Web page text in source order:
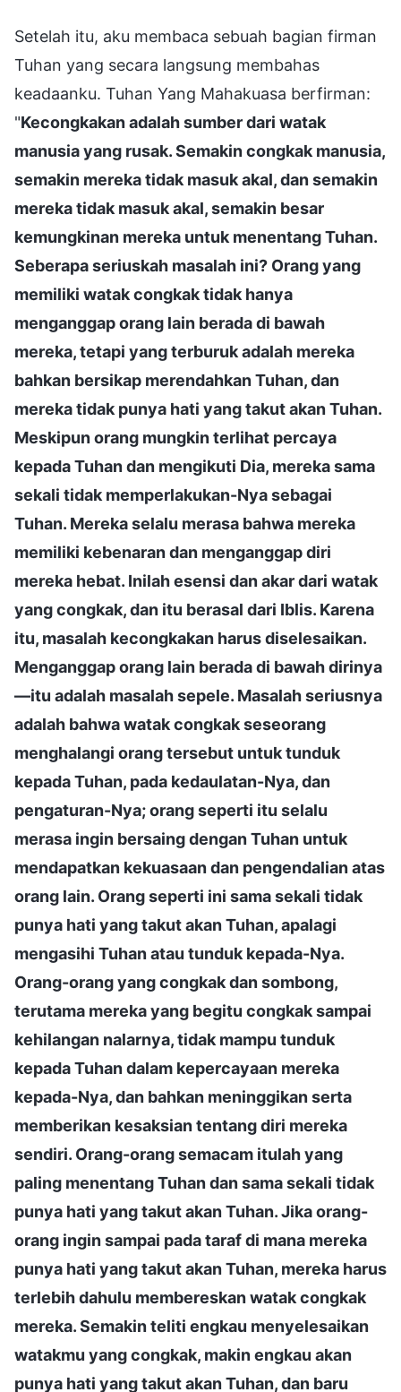
Setelah itu, aku membaca sebuah bagian firman
Tuhan yang secara langsung membahas
keadaanku. Tuhan Yang Mahakuasa berfirman:
"Kecongkakan adalah sumber dari watak
manusia yang rusak. Semakin congkak manusia,
semakin mereka tidak masuk akal, dan semakin
mereka tidak masuk akal, semakin besar
kemungkinan mereka untuk menentang Tuhan.
Seberapa seriuskah masalah ini? Orang yang
memiliki watak congkak tidak hanya
menganggap orang lain berada di bawah
mereka, tetapi yang terburuk adalah mereka
bahkan bersikap merendahkan Tuhan, dan
mereka tidak punya hati yang takut akan Tuhan.
Meskipun orang mungkin terlihat percaya
kepada Tuhan dan mengikuti Dia, mereka sama
sekali tidak memperlakukan-Nya sebagai
Tuhan. Mereka selalu merasa bahwa mereka
memiliki kebenaran dan menganggap diri
mereka hebat. Inilah esensi dan akar dari watak
yang congkak, dan itu berasal dari Iblis. Karena
itu, masalah kecongkakan harus diselesaikan.
Menganggap orang lain berada di bawah dirinya
—itu adalah masalah sepele. Masalah seriusnya
adalah bahwa watak congkak seseorang
menghalangi orang tersebut untuk tunduk
kepada Tuhan, pada kedaulatan-Nya, dan
pengaturan-Nya; orang seperti itu selalu
merasa ingin bersaing dengan Tuhan untuk
mendapatkan kekuasaan dan pengendalian atas
orang lain. Orang seperti ini sama sekali tidak
punya hati yang takut akan Tuhan, apalagi
mengasihi Tuhan atau tunduk kepada-Nya.
Orang-orang yang congkak dan sombong,
terutama mereka yang begitu congkak sampai
kehilangan nalarnya, tidak mampu tunduk
kepada Tuhan dalam kepercayaan mereka
kepada-Nya, dan bahkan meninggikan serta
memberikan kesaksian tentang diri mereka
sendiri. Orang-orang semacam itulah yang
paling menentang Tuhan dan sama sekali tidak
punya hati yang takut akan Tuhan. Jika orang-
orang ingin sampai pada taraf di mana mereka
punya hati yang takut akan Tuhan, mereka harus
terlebih dahulu membereskan watak congkak
mereka. Semakin teliti engkau menyelesaikan
watakmu yang congkak, makin engkau akan
punya hati yang takut akan Tuhan, dan baru